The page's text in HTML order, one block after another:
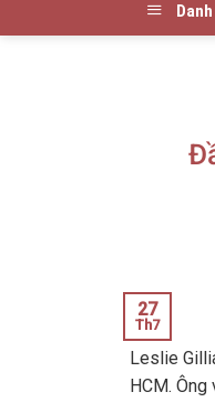
27
Th7
Leslie
HCM.